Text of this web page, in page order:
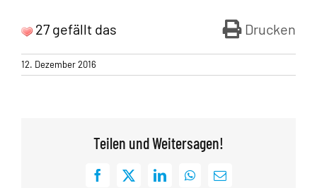
Drucken
27 gefällt das
12. Dezember 2016
Teilen und Weitersagen!
Facebook
X LinkedInWhatsApp
E-